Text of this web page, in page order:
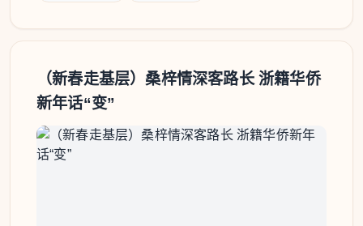
（新春走基层）桑梓情深客路长 浙籍华侨
新年话“变”